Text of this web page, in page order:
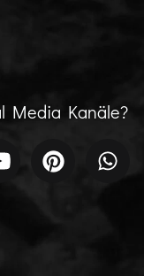
Media Kanäle?